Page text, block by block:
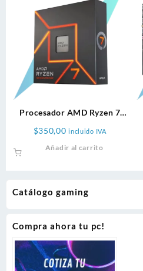
Catálogo gaming
Compra ahora tu pc!
Procesador AMD Ryzen 7
$350,00 incluido IVA
Añadir al carrito